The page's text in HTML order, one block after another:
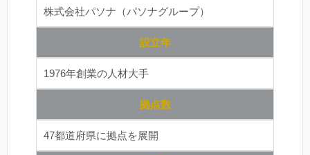
株式会社パソナ（パソナグループ）
設立年
1976年創業の人材大手
拠点数
47都道府県に拠点を展開